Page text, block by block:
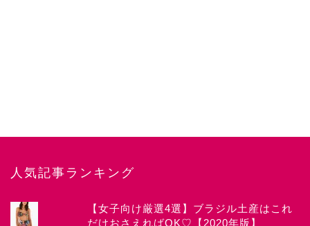
人気記事ランキング
【女子向け厳選4選】ブラジル土産はこれ
だけおさえればOK♡【2020年版】